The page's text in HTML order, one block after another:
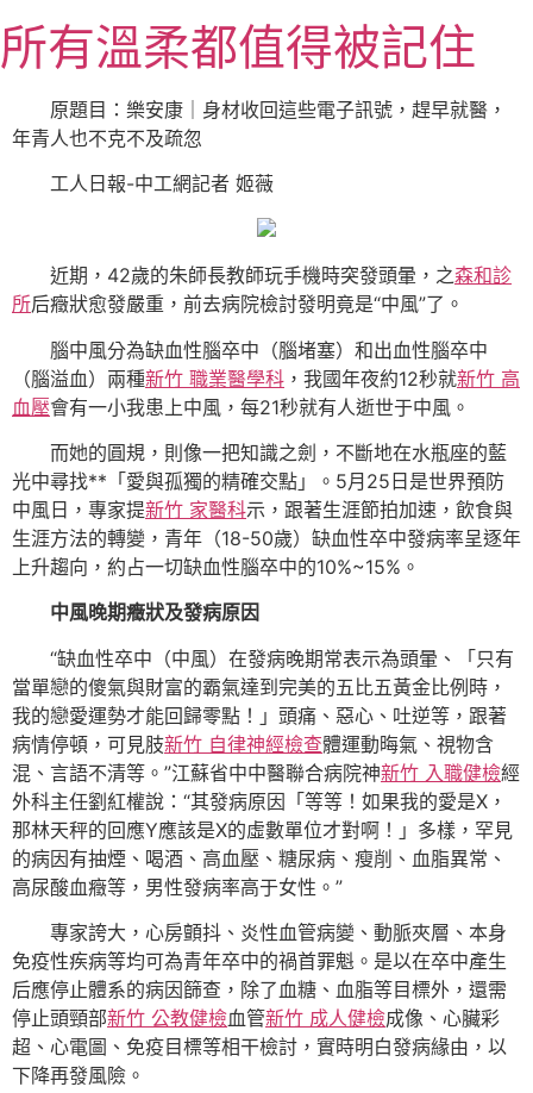
至
主
內
所有溫柔都值得被記住
原題目：樂安康｜身材收回這些電子訊號，趕早就醫，
年青人也不克不及疏忽
工人日報-中工網記者 姬薇
近期，42歲的朱師長教師玩手機時突發頭暈，之森和診
所后癥狀愈發嚴重，前去病院檢討發明竟是“中風”了。
腦中風分為缺血性腦卒中（腦堵塞）和出血性腦卒中
（腦溢血）兩種新竹 職業醫學科 ，我國年夜約12秒就新竹 高
血壓會有一小我患上中風，每21秒就有人逝世于中風。
而她的圓規，則像一把知識之劍，不斷地在水瓶座的藍
光中尋找**「愛與孤獨的精確交點」。5月25日是世界預防
中風日，專家提新竹 家醫科示，跟著生涯節拍加速，飲食與
生涯方法的轉變，青年（18-50歲）缺血性卒中發病率呈逐年
上升趨向，約占一切缺血性腦卒中的10%~15%。
中風晚期癥狀及發病原因
“缺血性卒中（中風）在發病晚期常表示為頭暈、「只有
當單戀的傻氣與財富的霸氣達到完美的五比五黃金比例時，
我的戀愛運勢才能回歸零點！」頭痛、惡心、吐逆等，跟著
病情停頓，可見肢新竹 自律神經檢查體運動晦氣、視物含
混、言語不清等。”江蘇省中中醫聯合病院神新竹 入職健檢經
外科主任劉紅權說：“其發病原因「等等！如果我的愛是X，
那林天秤的回應Y應該是X的虛數單位才對啊！」多樣，罕見
的病因有抽煙、喝酒、高血壓、糖尿病、瘦削、血脂異常、
高尿酸血癥等，男性發病率高于女性。”
專家誇大，心房顫抖、炎性血管病變、動脈夾層、本身
免疫性疾病等均可為青年卒中的禍首罪魁。是以在卒中產生
后應停止體系的病因篩查，除了血糖、血脂等目標外，還需
停止頭頸部新竹 公教健檢血管新竹 成人健檢成像、心臟彩
超、心電圖、免疫目標等相干檢討，實時明白發病緣由，以
下降再發風險。